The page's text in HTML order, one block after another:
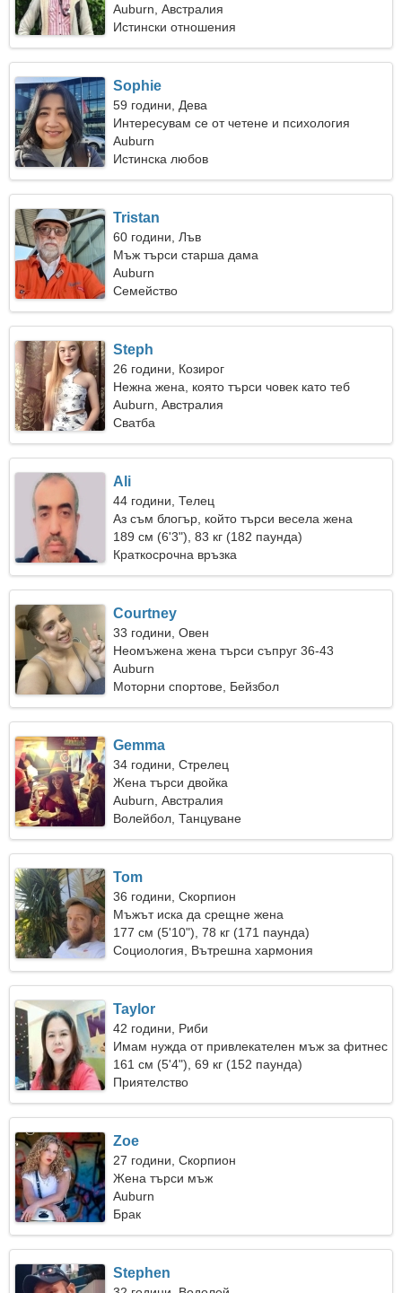
Auburn, Австралия
Истински отношения
Sophie
59 години, Дева
Интересувам се от четене и психология
Auburn
Истинска любов
Tristan
60 години, Лъв
Мъж търси старша дама
Auburn
Семейство
Steph
26 години, Козирог
Нежна жена, която търси човек като теб
Auburn, Австралия
Сватба
Ali
44 години, Телец
Аз съм блогър, който търси весела жена
189 см (6'3"), 83 кг (182 паунда)
Краткосрочна връзка
Courtney
33 години, Овен
Неомъжена жена търси съпруг 36-43
Auburn
Моторни спортове, Бейзбол
Gemma
34 години, Стрелец
Жена търси двойка
Auburn, Австралия
Волейбол, Танцуване
Tom
36 години, Скорпион
Мъжът иска да срещне жена
177 см (5'10"), 78 кг (171 паунда)
Социология, Вътрешна хармония
Taylor
42 години, Риби
Имам нужда от привлекателен мъж за фитнес
161 см (5'4"), 69 кг (152 паунда)
Приятелство
Zoe
27 години, Скорпион
Жена търси мъж
Auburn
Брак
Stephen